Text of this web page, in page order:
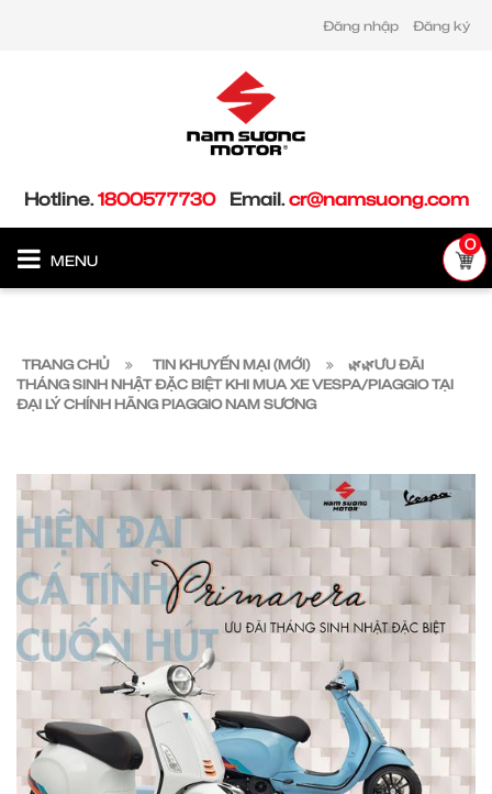
Đăng nhập Đăng ký
Hotline.1800577730 Email.cr@namsuong.com
MENU
0
TRANG CHỦ TIN KHUYẾN MẠI (MỚI)
🌿🌿ƯU ĐÃI
THÁNG SINH NHẬT ĐẶC BIỆT KHI MUA XE VESPA/PIAGGIO TẠI
ĐẠI LÝ CHÍNH HÃNG PIAGGIO NAM SƯƠNG